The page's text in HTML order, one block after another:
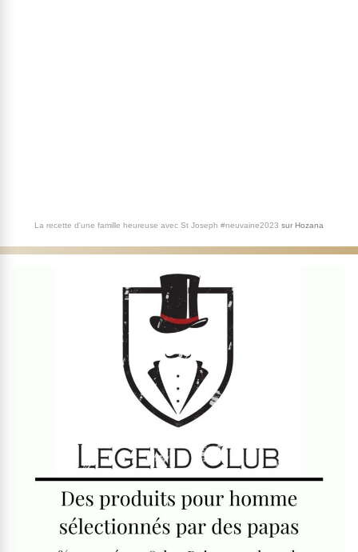
La recette d'une famille heureuse avec St Joseph #neuvaine2023 sur Hozana